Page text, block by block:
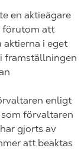
en aktieägare
förutom att
aktierna i eget
framställningen
enligt
förvaltaren
gjorts av
att beaktas